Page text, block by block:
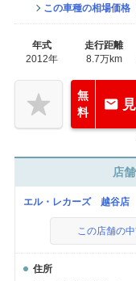
この車種の相場価格
年式
2012年
走行距離
8.7万km
無
料
店
エル・レカーズ 越谷店
この店舗の
住所